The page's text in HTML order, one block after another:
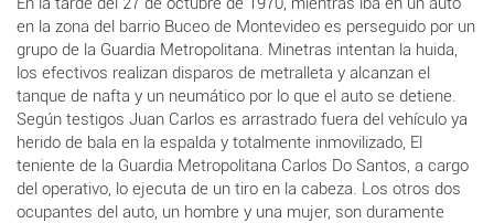
en la zona del barrio Buceo de Montevideo es perseguido por un
grupo de la Guardia Metropolitana. Minetras intentan la huida,
los efectivos realizan disparos de metralleta y alcanzan el
tanque de nafta y un neumático por lo que el auto se detiene.
Según testigos Juan Carlos es arrastrado fuera del vehículo ya
herido de bala en la espalda y totalmente inmovilizado, El
teniente de la Guardia Metropolitana Carlos Do Santos, a cargo
del operativo, lo ejecuta de un tiro en la cabeza. Los otros dos
ocupantes del auto, un hombre y una mujer, son duramente